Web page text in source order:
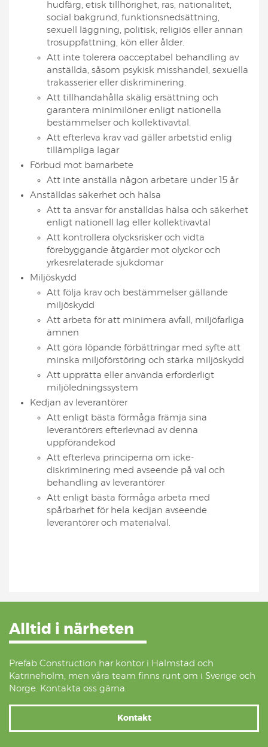
hudfärg, etisk tillhörighet, ras, nationalitet,
social bakgrund, funktionsnedsättning,
sexuell läggning, politisk, religiös eller annan
trosuppfattning, kön eller ålder.
Att inte tolerera oacceptabel behandling av
anställda, såsom psykisk misshandel, sexuella
trakasserier eller diskriminering.
Att tillhandahålla skälig ersättning och
garantera minimilöner enligt nationella
bestämmelser och kollektivavtal.
Att efterleva krav vad gäller arbetstid enlig
tillämpliga lagar
Förbud mot barnarbete
Att inte anställa någon arbetare under 15 år
Anställdas säkerhet och hälsa
Att ta ansvar för anställdas hälsa och säkerhet
enligt nationell lag eller kollektivavtal
Att kontrollera olycksrisker och vidta
förebyggande åtgärder mot olyckor och
yrkesrelaterade sjukdomar
Miljöskydd
Att följa krav och bestämmelser gällande
miljöskydd
Att arbeta för att minimera avfall, miljöfarliga
ämnen
Att göra löpande förbättringar med syfte att
minska miljöförstöring och stärka miljöskydd
Att upprätta eller använda erforderligt
miljöledningssystem
Kedjan av leverantörer
Att enligt bästa förmåga främja sina
leverantörers efterlevnad av denna
uppförandekod
Att efterleva principerna om icke-
diskriminering med avseende på val och
behandling av leverantörer
Att enligt bästa förmåga arbeta med
spårbarhet för hela kedjan avseende
leverantörer och materialval.
Alltid i närheten
Prefab Construction har kontor i Halmstad och
Katrineholm, men våra team finns runt om i Sverige och
Norge. Kontakta oss gärna.
Kontakt